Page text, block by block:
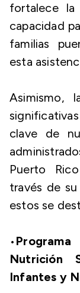
fortalece la
capacidad
familias
esta
Asimismo,
clave de
Puerto
través de
estos se
•
Nutrición
Infantes y